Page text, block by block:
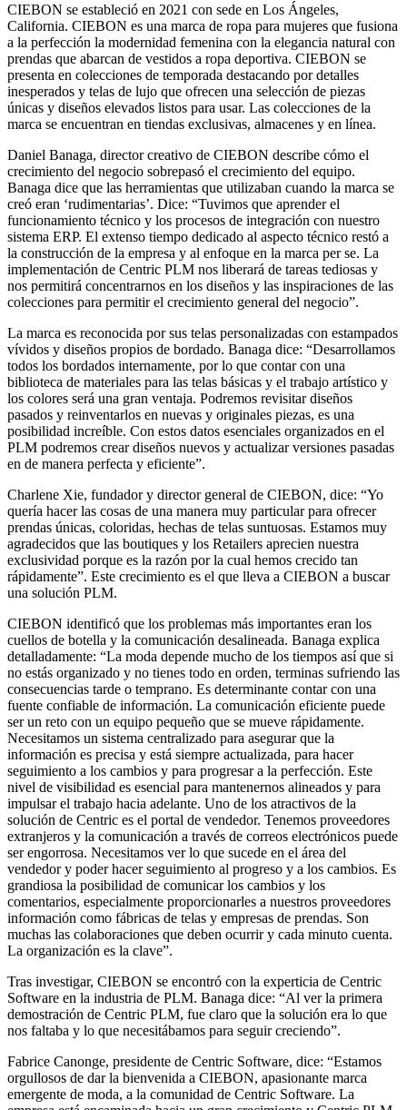
CIEBON se estableció en 2021 con sede en Los Ángeles,
California. CIEBON es una marca de ropa para mujeres que fusiona
a la perfección la modernidad femenina con la elegancia natural con
prendas que abarcan de vestidos a ropa deportiva. CIEBON se
presenta en colecciones de temporada destacando por detalles
inesperados y telas de lujo que ofrecen una selección de piezas
únicas y diseños elevados listos para usar. Las colecciones de la
marca se encuentran en tiendas exclusivas, almacenes y en línea.
Daniel Banaga, director creativo de CIEBON describe cómo el
crecimiento del negocio sobrepasó el crecimiento del equipo.
Banaga dice que las herramientas que utilizaban cuando la marca se
creó eran ‘rudimentarias’. Dice: “Tuvimos que aprender el
funcionamiento técnico y los procesos de integración con nuestro
sistema ERP. El extenso tiempo dedicado al aspecto técnico restó a
la construcción de la empresa y al enfoque en la marca per se. La
implementación de Centric PLM nos liberará de tareas tediosas y
nos permitirá concentrarnos en los diseños y las inspiraciones de las
colecciones para permitir el crecimiento general del negocio”.
La marca es reconocida por sus telas personalizadas con estampados
vívidos y diseños propios de bordado. Banaga dice: “Desarrollamos
todos los bordados internamente, por lo que contar con una
biblioteca de materiales para las telas básicas y el trabajo artístico y
los colores será una gran ventaja. Podremos revisitar diseños
pasados y reinventarlos en nuevas y originales piezas, es una
posibilidad increíble. Con estos datos esenciales organizados en el
PLM podremos crear diseños nuevos y actualizar versiones pasadas
en de manera perfecta y eficiente”.
Charlene Xie, fundador y director general de CIEBON, dice: “Yo
quería hacer las cosas de una manera muy particular para ofrecer
prendas únicas, coloridas, hechas de telas suntuosas. Estamos muy
agradecidos que las boutiques y los Retailers aprecien nuestra
exclusividad porque es la razón por la cual hemos crecido tan
rápidamente”. Este crecimiento es el que lleva a CIEBON a buscar
una solución PLM.
CIEBON identificó que los problemas más importantes eran los
cuellos de botella y la comunicación desalineada. Banaga explica
detalladamente: “La moda depende mucho de los tiempos así que si
no estás organizado y no tienes todo en orden, terminas sufriendo las
consecuencias tarde o temprano. Es determinante contar con una
fuente confiable de información. La comunicación eficiente puede
ser un reto con un equipo pequeño que se mueve rápidamente.
Necesitamos un sistema centralizado para asegurar que la
información es precisa y está siempre actualizada, para hacer
seguimiento a los cambios y para progresar a la perfección. Este
nivel de visibilidad es esencial para mantenernos alineados y para
impulsar el trabajo hacia adelante. Uno de los atractivos de la
solución de Centric es el portal de vendedor. Tenemos proveedores
extranjeros y la comunicación a través de correos electrónicos puede
ser engorrosa. Necesitamos ver lo que sucede en el área del
vendedor y poder hacer seguimiento al progreso y a los cambios. Es
grandiosa la posibilidad de comunicar los cambios y los
comentarios, especialmente proporcionarles a nuestros proveedores
información como fábricas de telas y empresas de prendas. Son
muchas las colaboraciones que deben ocurrir y cada minuto cuenta.
La organización es la clave”.
Tras investigar, CIEBON se encontró con la experticia de Centric
Software en la industria de PLM. Banaga dice: “Al ver la primera
demostración de Centric PLM, fue claro que la solución era lo que
nos faltaba y lo que necesitábamos para seguir creciendo”.
Fabrice Canonge, presidente de Centric Software, dice: “Estamos
orgullosos de dar la bienvenida a CIEBON, apasionante marca
emergente de moda, a la comunidad de Centric Software. La